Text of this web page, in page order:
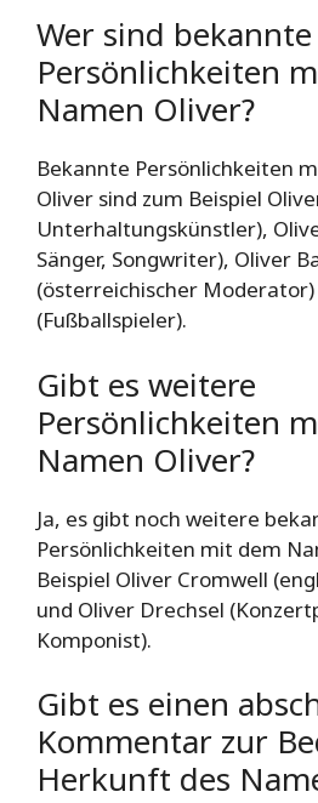
Wer sind bekannte
Persönlichkeiten
Namen Oliver?
Bekannte Persönlichkeiten
Oliver sind zum Beispiel
Unterhaltungskünstler),
Sänger, Songwriter), Oliver
(österreichischer
(Fußballspieler).
Gibt es weitere
Persönlichkeiten
Namen Oliver?
Ja, es gibt noch weitere
Persönlichkeiten mit dem
Beispiel Oliver Cromwell
und Oliver Drechsel
Komponist).
Gibt es einen
Kommentar zur
Herkunft des